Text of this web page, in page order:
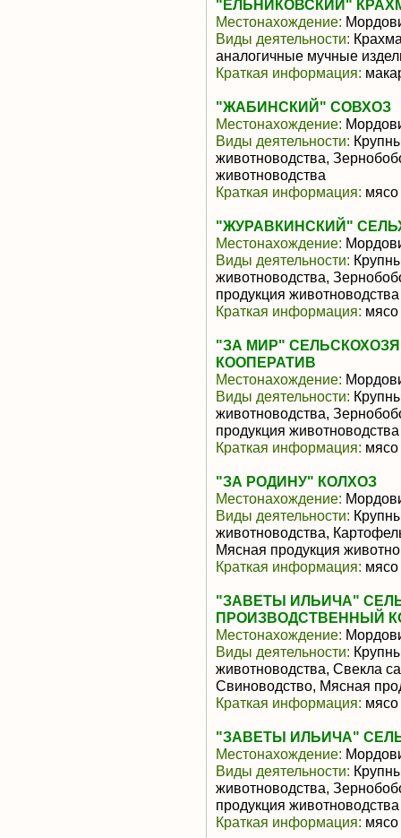
"ЕЛЬНИКОВСКИЙ"
Местонахождение:
Виды деятельности:
аналогичные мучные
Краткая информация:
"ЖАБИНСКИЙ" СОВХОЗ
Местонахождение:
Виды деятельности:
животноводства,
животноводства
Краткая информация: мясо
"ЖУРАВКИНСКИЙ"
Местонахождение:
Виды деятельности:
животноводства,
продукция животноводства
Краткая информация: мясо
"ЗА МИР"
КООПЕРАТИВ
Местонахождение:
Виды деятельности:
животноводства,
продукция животноводства
Краткая информация: мясо
"ЗА РОДИНУ" КОЛХОЗ
Местонахождение:
Виды деятельности:
животноводства,
Мясная продукция
Краткая информация: мясо
"ЗАВЕТЫ ИЛЬИЧА"
ПРОИЗВОДСТВЕННЫЙ
Местонахождение:
Виды деятельности:
животноводства, Свекла
Свиноводство, Мясная
Краткая информация: мясо
"ЗАВЕТЫ ИЛЬИЧА"
Местонахождение:
Виды деятельности:
животноводства,
продукция животноводства
Краткая информация: мясо